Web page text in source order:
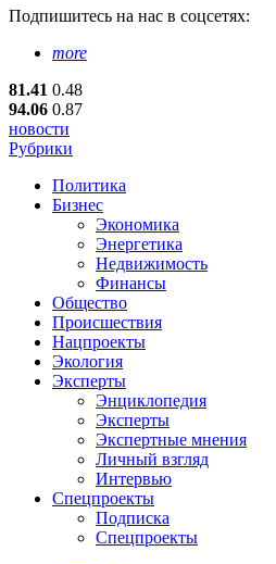
Подпишитесь на нас в соцсетях:
more
81.41 0.48
94.06 0.87
новости
Рубрики
Политика
Бизнес
Экономика
Энергетика
Недвижимость
Финансы
Общество
Происшествия
Нацпроекты
Экология
Эксперты
Энциклопедия
Эксперты
Экспертные мнения
Личный взгляд
Интервью
Спецпроекты
Подписка
Спецпроекты